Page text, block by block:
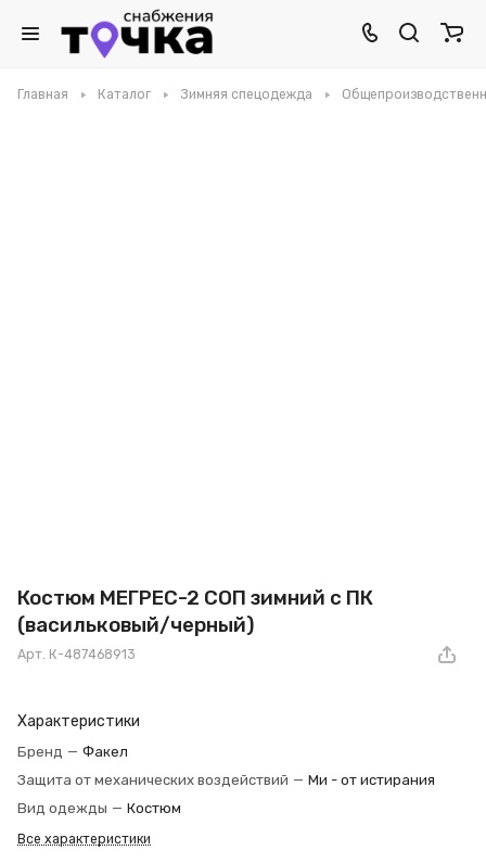
Главная Каталог Зимняя спецодежда
Костюм МЕГРЕС-2 СОП зимний с ПК
(васильковый/черный)
Арт. К-487468913
Характеристики
Бренд — Факел
Защита от механических воздействий — Ми - от истирания
Вид одежды — Костюм
Все характеристики